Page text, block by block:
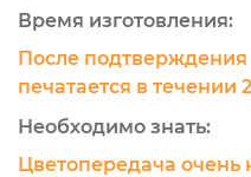
Время изготовления:
После подтверждения
печатается в течении
Необходимо знать:
Цветопередача очень